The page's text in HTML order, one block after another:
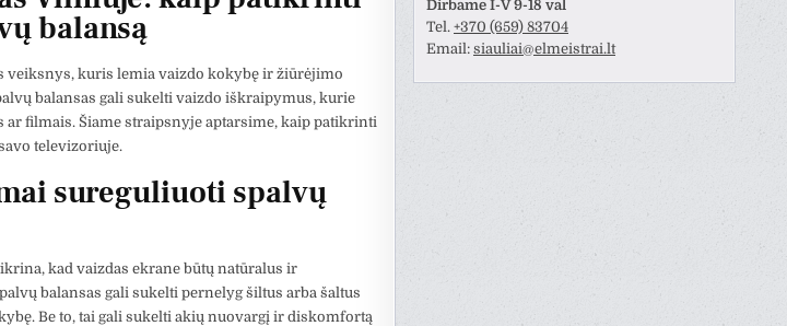
balansą
veiksnys, kuris lemia vaizdo kokybę ir žiūrėjimo
balansas gali sukelti vaizdo iškraipymus, kurie
filmais. Šiame straipsnyje aptarsime, kaip patikrinti
televizoriuje.
sureguliuoti spalvų
kad vaizdas ekrane būtų natūralus ir
balansas gali sukelti pernelyg šiltus arba šaltus
Be to, tai gali sukelti akių nuovargį ir diskomfortą
Dirbame I-V 9-18 val
Tel. +370 (659) 83704
Email: siauliai@elmeistrai.lt